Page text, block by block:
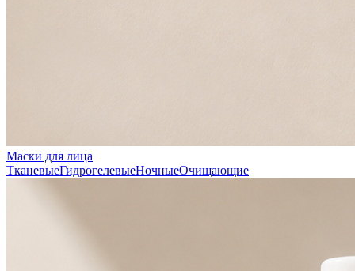
Маски для лица
ТканевыеГидрогелевыеНочныеОчищающие